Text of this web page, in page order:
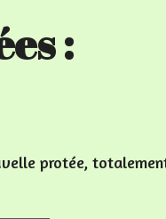
:
protée,